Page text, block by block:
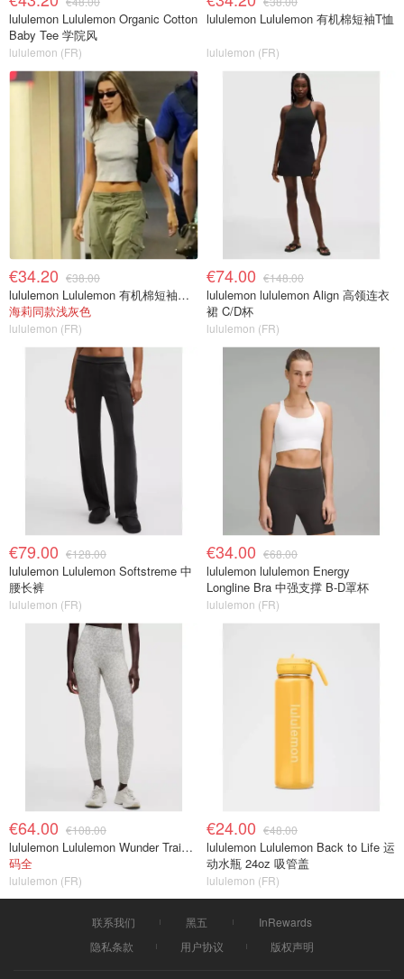
lululemon Lululemon Organic Cotton
Baby Tee 学院风
lululemon (FR)
lululemon Lululemon 有机棉短袖T恤
lululemon (FR)
€34.20 €38.00
lululemon Lululemon 有机棉短袖婴儿T恤
海莉同款浅灰色
lululemon (FR)
€74.00 €148.00
lululemon lululemon Align 高领连衣
裙 C/D杯
lululemon (FR)
€79.00 €128.00
lululemon Lululemon Softstreme 中
腰长裤
lululemon (FR)
€34.00 €68.00
lululemon lululemon Energy
Longline Bra 中强支撑 B-D罩杯
lululemon (FR)
€64.00 €108.00
lululemon Lululemon Wunder Train No Line 高腰紧身裤 28英寸
码全
lululemon (FR)
€24.00 €48.00
lululemon Lululemon Back to Life 运
动水瓶 24oz 吸管盖
lululemon (FR)
联系我们 黑五
InRewards
隐私条款
用户协议 版权声明